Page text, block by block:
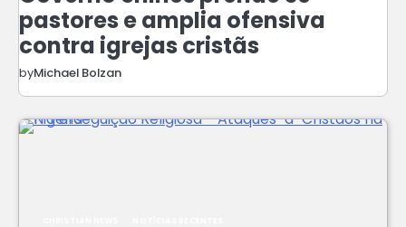
pastores e amplia ofensiva
contra igrejas cristãs
byMichael Bolzan